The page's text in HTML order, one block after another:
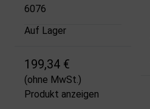
6076
Auf Lager
199,34 €
(ohne MwSt.)
Produkt anzeigen